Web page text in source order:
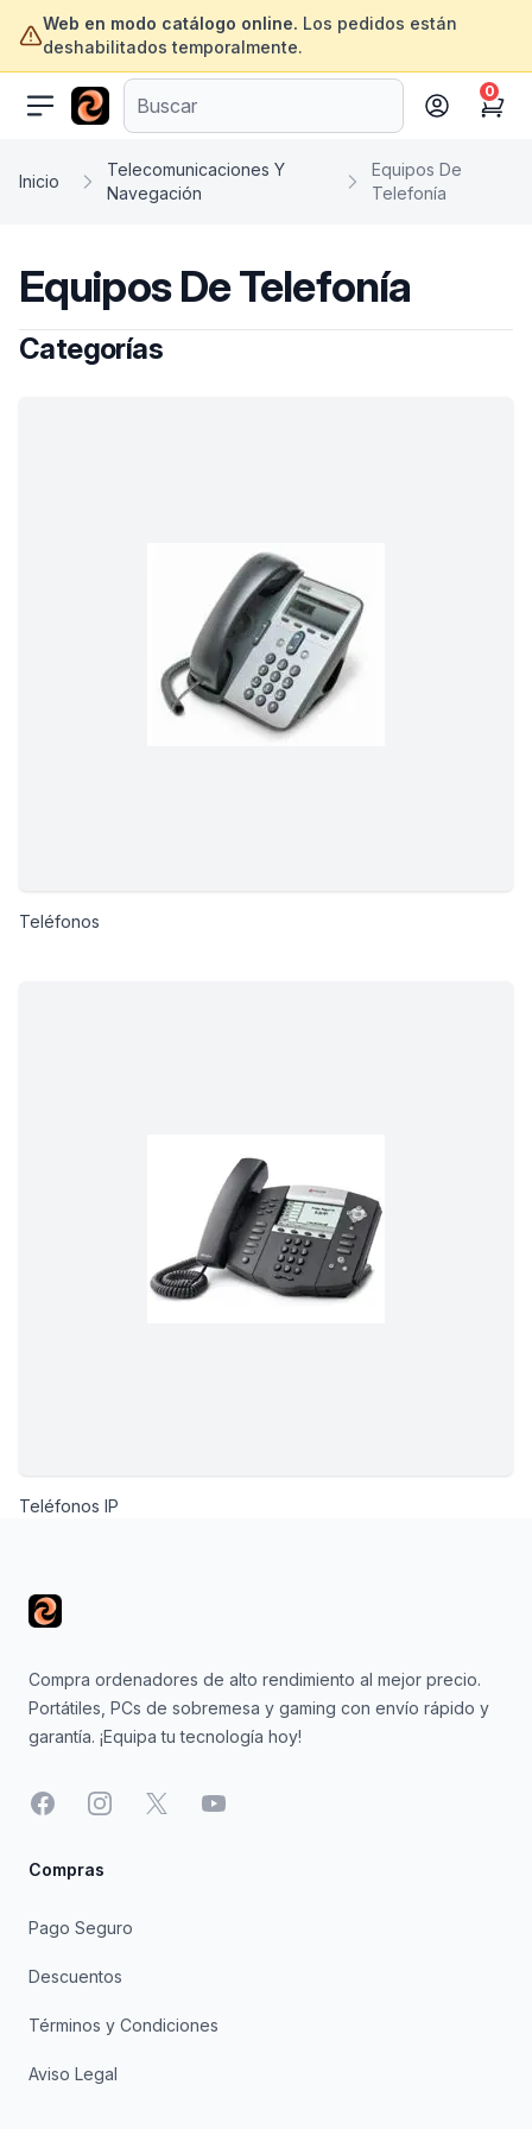
Web en modo catálogo online. Los pedidos están
deshabilitados temporalmente.
ofertasinformatica.com
Cart
0
Inicio
Telecomunicaciones Y
Navegación
Equipos De
Telefonía
Equipos De Telefonía
Categorías
Teléfonos
Teléfonos IP
Compra ordenadores de alto rendimiento al mejor precio.
Portátiles, PCs de sobremesa y gaming con envío rápido y
garantía. ¡Equipa tu tecnología hoy!
FacebookInstagram
X YouTube
Compras
Pago Seguro
Descuentos
Términos y Condiciones
Aviso Legal